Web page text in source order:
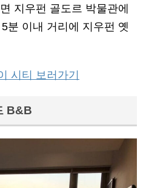
지우펀 골도르 박물관에
분 이내 거리에 지우펀 옛
시티 보러가기
B&B